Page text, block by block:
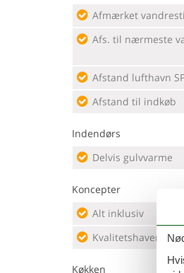
Afmærket vandresti
Afs. til nærmeste
Afstand lufthavn
Afstand til indkøb
Indendørs
Delvis gulvvarme
Koncepter
Alt inklusiv
Køkken